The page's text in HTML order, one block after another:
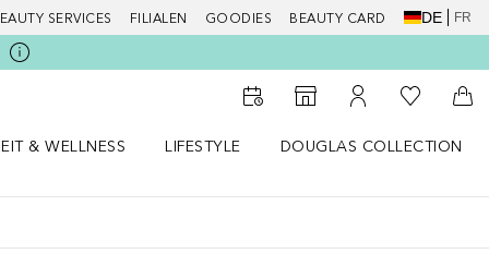
SERVICES FILIALEN GOODIES BEAUTY CARD DE FR
Zum Storefinder
Zu Meinem
Zu Meiner
& WELLNESS
LIFESTYLE
DOUGLAS COLLECTION